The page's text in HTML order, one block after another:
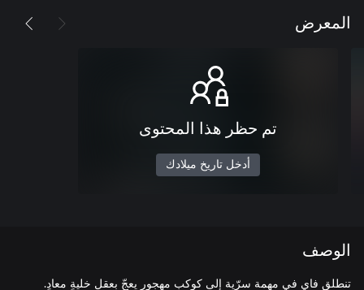
المعرض
تم حظر هذا المحتوى
أدخل تاريخ ميلادك
الوصف
تنطلق فاي في مهمة سرّية إلى كوكب مهجور يعجّ بعقلِ خليةٍ معادٍ.